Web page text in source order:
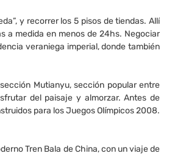
y recorrer los 5 pisos de tiendas. Allí
a medida en menos de 24hs. Negociar
veraniega imperial, donde también
Mutianyu, sección popular entre
del paisaje y almorzar. Antes de
para los Juegos Olímpicos 2008.
Tren Bala de China, con un viaje de